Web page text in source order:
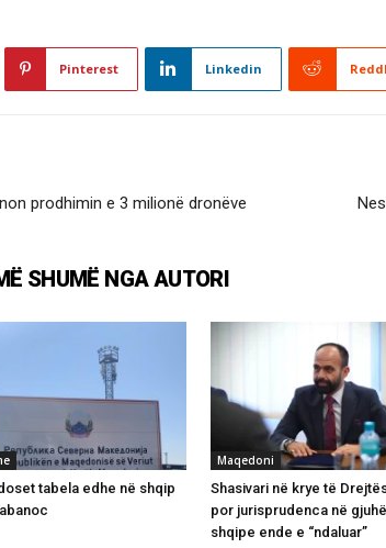
Pinterest Linkedin
prodhimin e 3 milionë dronëve
SHUMË NGA AUTORI
tabela edhe në shqip
Maqedoni
Shasivari në krye të
por jurisprudenca në
shqipe ende e “ndaluar”